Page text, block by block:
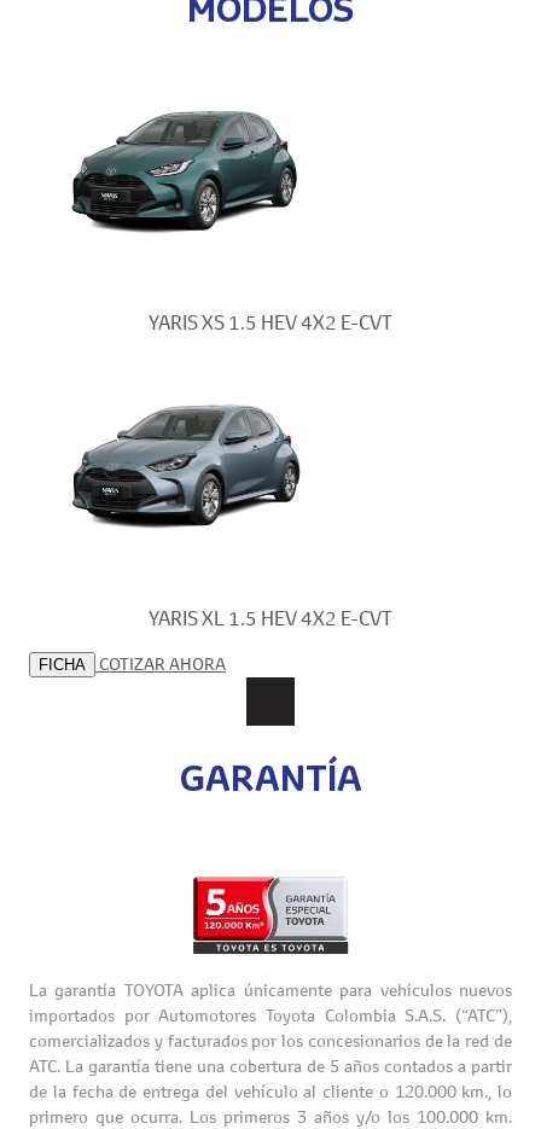
YARIS XS 1.5 HEV 4X2 E-CVT
YARIS XL 1.5 HEV 4X2 E-CVT
FICHA COTIZAR AHORA
GARANTÍA
La garantía TOYOTA aplica únicamente para vehículos nuevos
importados por Automotores Toyota Colombia S.A.S. (“ATC”),
comercializados y facturados por los concesionarios de la red de
ATC. La garantía tiene una cobertura de 5 años contados a partir
de la fecha de entrega del vehículo al cliente o 120.000 km., lo
primero que ocurra. Los primeros 3 años y/o los 100.000 km.